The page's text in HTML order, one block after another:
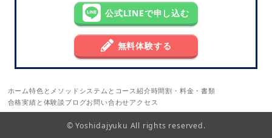
公式LINEで申し込む
無料体験する
ホーム特色とメソッド システムとコース紹介時間割・料金・書類
合格実績と体験談 ブログお問い合わせアクセス
© Yoshidajyuku All rights reserved.